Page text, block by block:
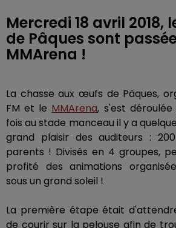
Mercredi 18 avril 2018,
de Pâques sont
MMArena !
La chasse aux œufs de Pâques,
FM et le MMArena, s'est
fois au stade manceau il y a
grand plaisir des auditeurs :
parents ! Divisés en 4 groupes,
profité des animations
sous un grand soleil !
La première étape était
de courir sur la pelouse afin de